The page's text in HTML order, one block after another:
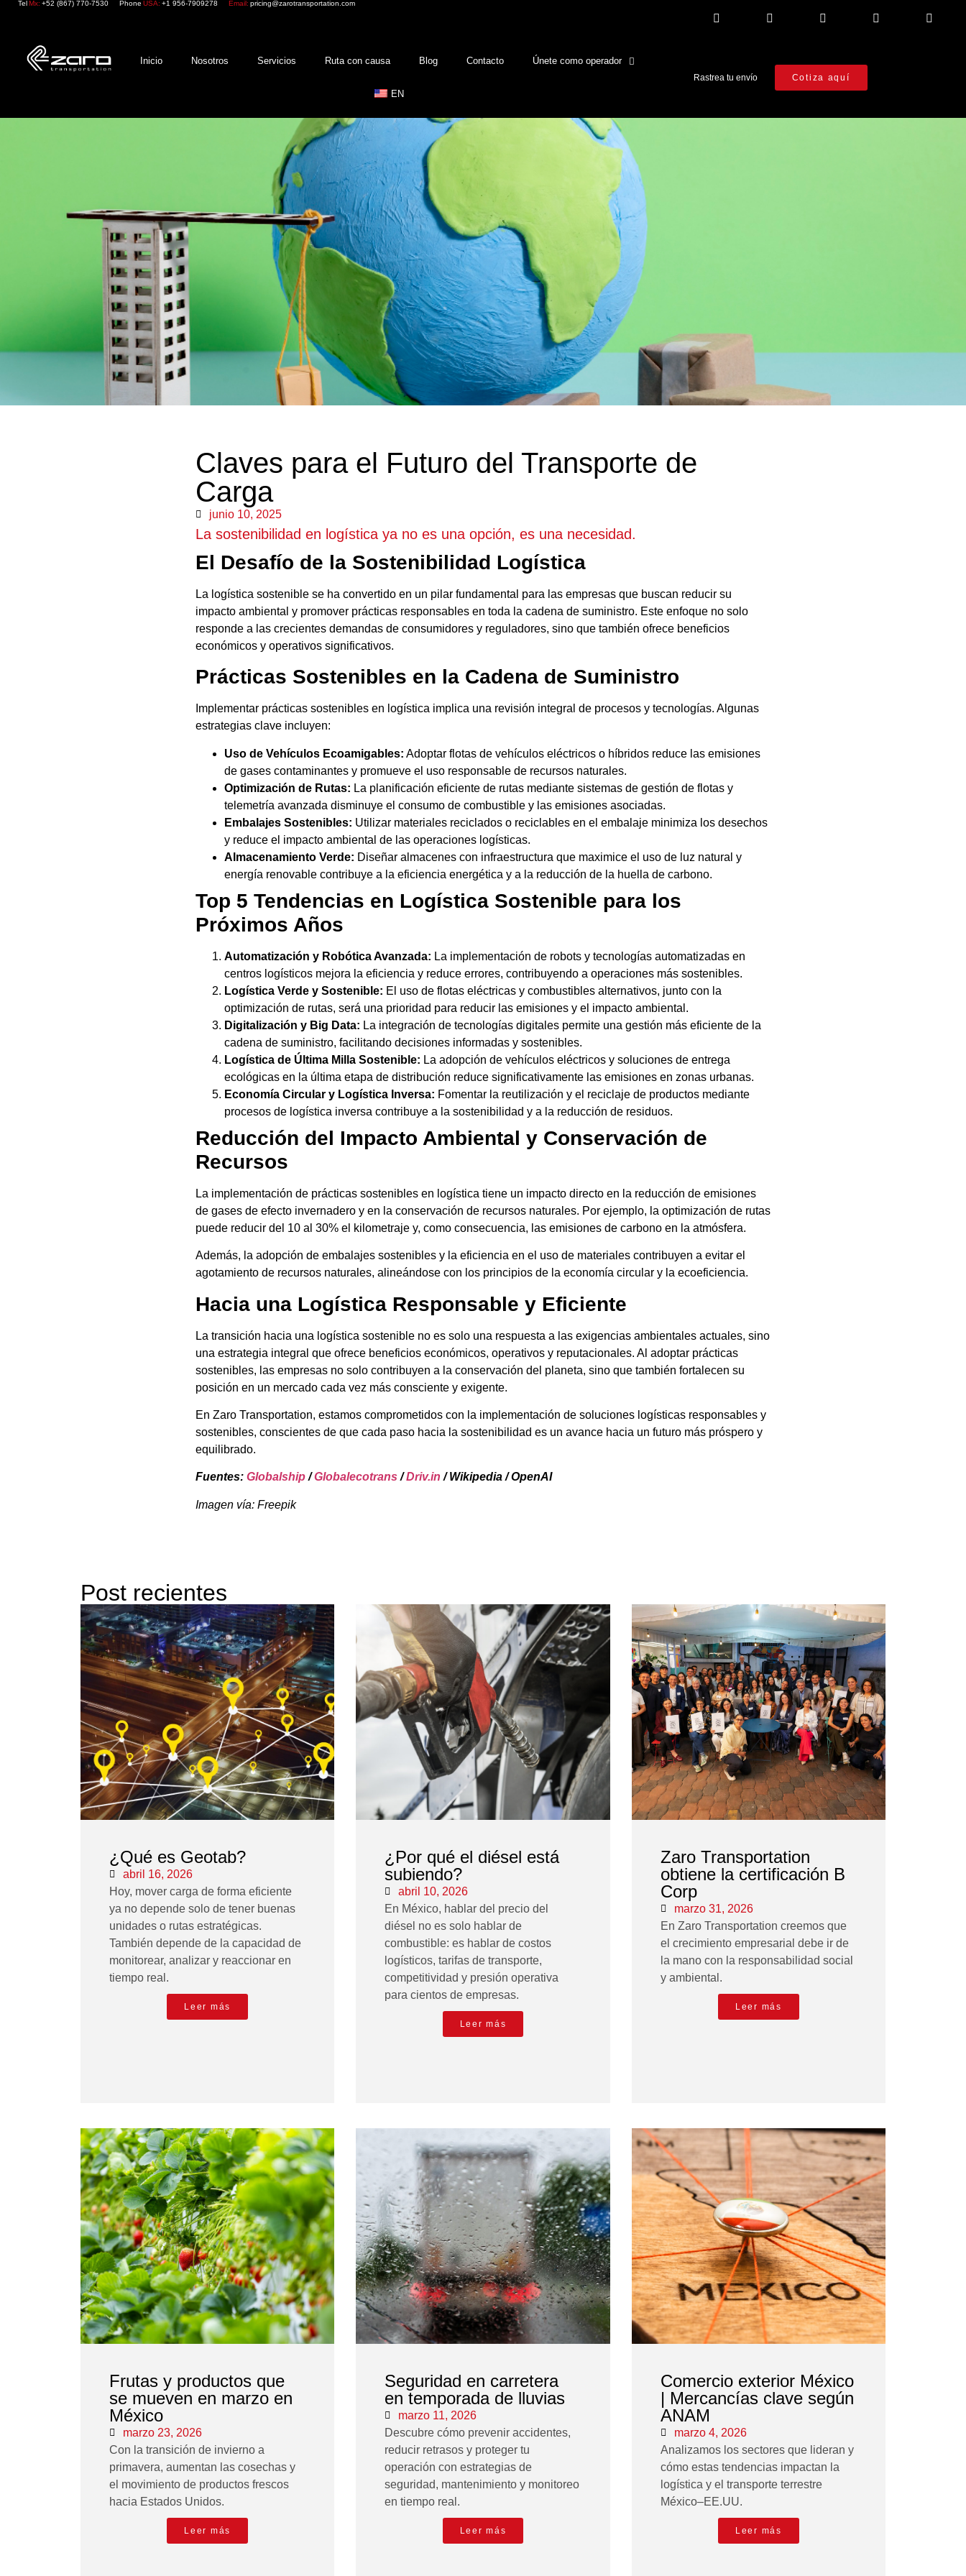
TelMx: +52 (867) 770-7530 Phone USA: +1 956-7909278 Email: pricing@zarotransportation.com
Inicio Nosotros Servicios Ruta con causa Blog Contacto Únete como operador
EN
Rastrea tu envío Cotiza aquí
Claves para el Futuro del Transporte de
Carga
junio 10, 2025
La sostenibilidad en logística ya no es una opción, es una necesidad.
El Desafío de la Sostenibilidad Logística
La logística sostenible se ha convertido en un pilar fundamental para las empresas que buscan reducir su
impacto ambiental y promover prácticas responsables en toda la cadena de suministro. Este enfoque no solo
responde a las crecientes demandas de consumidores y reguladores, sino que también ofrece beneficios
económicos y operativos significativos.
Prácticas Sostenibles en la Cadena de Suministro
Implementar prácticas sostenibles en logística implica una revisión integral de procesos y tecnologías. Algunas
estrategias clave incluyen:
Uso de Vehículos Ecoamigables: Adoptar flotas de vehículos eléctricos o híbridos reduce las emisiones
de gases contaminantes y promueve el uso responsable de recursos naturales.
Optimización de Rutas: La planificación eficiente de rutas mediante sistemas de gestión de flotas y
telemetría avanzada disminuye el consumo de combustible y las emisiones asociadas.
Embalajes Sostenibles: Utilizar materiales reciclados o reciclables en el embalaje minimiza los desechos
y reduce el impacto ambiental de las operaciones logísticas.
Almacenamiento Verde: Diseñar almacenes con infraestructura que maximice el uso de luz natural y
energía renovable contribuye a la eficiencia energética y a la reducción de la huella de carbono.
Top 5 Tendencias en Logística Sostenible para los
Próximos Años
Automatización y Robótica Avanzada: La implementación de robots y tecnologías automatizadas en
centros logísticos mejora la eficiencia y reduce errores, contribuyendo a operaciones más sostenibles.
Logística Verde y Sostenible: El uso de flotas eléctricas y combustibles alternativos, junto con la
optimización de rutas, será una prioridad para reducir las emisiones y el impacto ambiental.
Digitalización y Big Data: La integración de tecnologías digitales permite una gestión más eficiente de la
cadena de suministro, facilitando decisiones informadas y sostenibles.
Logística de Última Milla Sostenible: La adopción de vehículos eléctricos y soluciones de entrega
ecológicas en la última etapa de distribución reduce significativamente las emisiones en zonas urbanas.
Economía Circular y Logística Inversa: Fomentar la reutilización y el reciclaje de productos mediante
procesos de logística inversa contribuye a la sostenibilidad y a la reducción de residuos.
Reducción del Impacto Ambiental y Conservación de
Recursos
La implementación de prácticas sostenibles en logística tiene un impacto directo en la reducción de emisiones
de gases de efecto invernadero y en la conservación de recursos naturales. Por ejemplo, la optimización de rutas
puede reducir del 10 al 30% el kilometraje y, como consecuencia, las emisiones de carbono en la atmósfera.
Además, la adopción de embalajes sostenibles y la eficiencia en el uso de materiales contribuyen a evitar el
agotamiento de recursos naturales, alineándose con los principios de la economía circular y la ecoeficiencia.
Hacia una Logística Responsable y Eficiente
La transición hacia una logística sostenible no es solo una respuesta a las exigencias ambientales actuales, sino
una estrategia integral que ofrece beneficios económicos, operativos y reputacionales. Al adoptar prácticas
sostenibles, las empresas no solo contribuyen a la conservación del planeta, sino que también fortalecen su
posición en un mercado cada vez más consciente y exigente.
En Zaro Transportation, estamos comprometidos con la implementación de soluciones logísticas responsables y
sostenibles, conscientes de que cada paso hacia la sostenibilidad es un avance hacia un futuro más próspero y
equilibrado.
Fuentes: Globalship /Globalecotrans /Driv.in / Wikipedia / OpenAI
Imagen vía: Freepik
Post recientes
¿Qué es Geotab?
abril 16, 2026
Hoy, mover carga de forma eficiente
ya no depende solo de tener buenas
unidades o rutas estratégicas.
También depende de la capacidad de
monitorear, analizar y reaccionar en
tiempo real.
Leer más
¿Por qué el diésel está
subiendo?
abril 10, 2026
En México, hablar del precio del
diésel no es solo hablar de
combustible: es hablar de costos
logísticos, tarifas de transporte,
competitividad y presión operativa
para cientos de empresas.
Leer más
Zaro Transportation
obtiene la certificación B
Corp
marzo 31, 2026
En Zaro Transportation creemos que
el crecimiento empresarial debe ir de
la mano con la responsabilidad social
y ambiental.
Leer más
Frutas y productos que
se mueven en marzo en
México
marzo 23, 2026
Con la transición de invierno a
primavera, aumentan las cosechas y
el movimiento de productos frescos
hacia Estados Unidos.
Leer más
Seguridad en carretera
en temporada de lluvias
marzo 11, 2026
Descubre cómo prevenir accidentes,
reducir retrasos y proteger tu
operación con estrategias de
seguridad, mantenimiento y monitoreo
en tiempo real.
Leer más
Comercio exterior México
| Mercancías clave según
ANAM
marzo 4, 2026
Analizamos los sectores que lideran y
cómo estas tendencias impactan la
logística y el transporte terrestre
México–EE.UU.
Leer más